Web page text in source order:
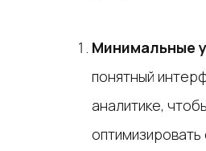
Минимальные
понятный
аналитике,
оптимизировать